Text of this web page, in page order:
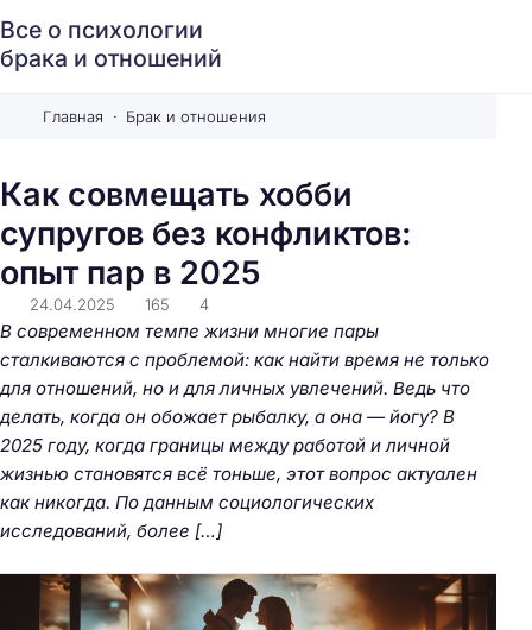
Все о психологии
брака и отношений
Главная Брак и отношения
Как совмещать хобби
супругов без конфликтов:
опыт пар в 2025
24.04.2025 165 4
В современном темпе жизни многие пары
сталкиваются с проблемой: как найти время не только
для отношений, но и для личных увлечений. Ведь что
делать, когда он обожает рыбалку, а она — йогу? В
2025 году, когда границы между работой и личной
жизнью становятся всё тоньше, этот вопрос актуален
как никогда. По данным социологических
исследований, более […]